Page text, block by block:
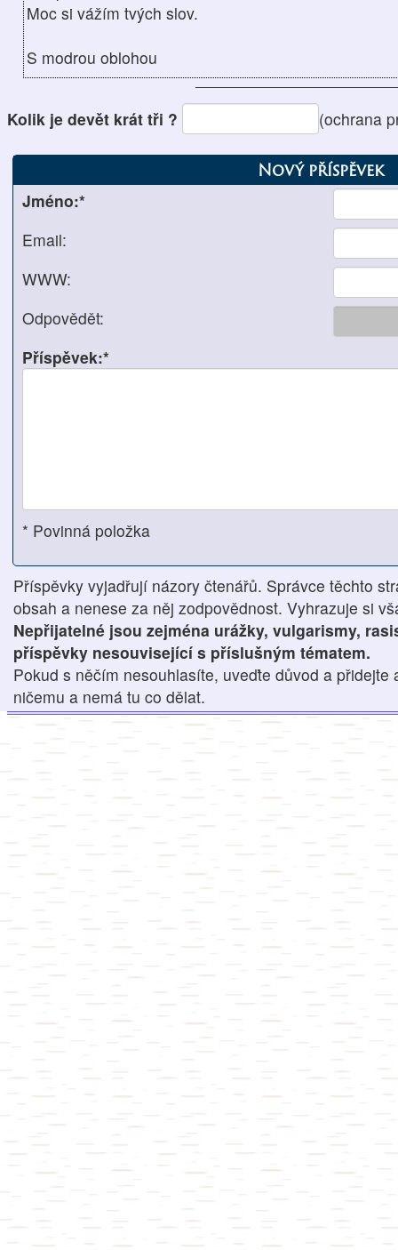
Moc si vážím tvých slov.
S modrou oblohou
Kolik je devět krát tři ? (ochrana
Nový příspěvek
Jméno:*
Email:
WWW:
Odpovědět:
Příspěvek:*
* Povinná položka
Příspěvky vyjadřují názory čtenářů. Správce těchto
obsah a nenese za něj zodpovědnost. Vyhrazuje si
Nepřijatelné jsou zejména urážky, vulgarismy,
příspěvky nesouvisející s příslušným tématem.
Pokud s něčím nesouhlasíte, uveďte důvod a přidejte
ničemu a nemá tu co dělat.